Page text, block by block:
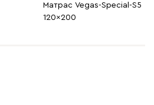
Матрас Vegas-Special-S5
120x200